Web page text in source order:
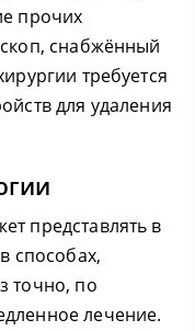
прочих
снабжённый
требуется
для удаления
представлять в
способах,
точно, по
лечение.